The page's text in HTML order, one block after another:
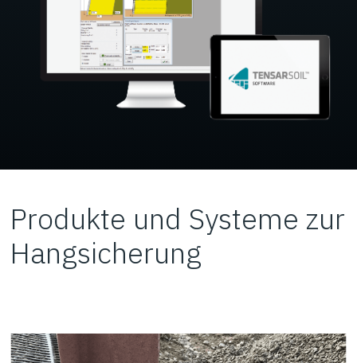
Produkte und Systeme zur
Hangsicherung